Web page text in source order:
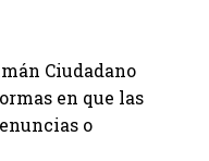
Ciudadano
en que las
o